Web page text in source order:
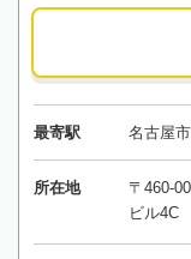
最寄駅 名古屋
所在地
〒460-
ビル4C